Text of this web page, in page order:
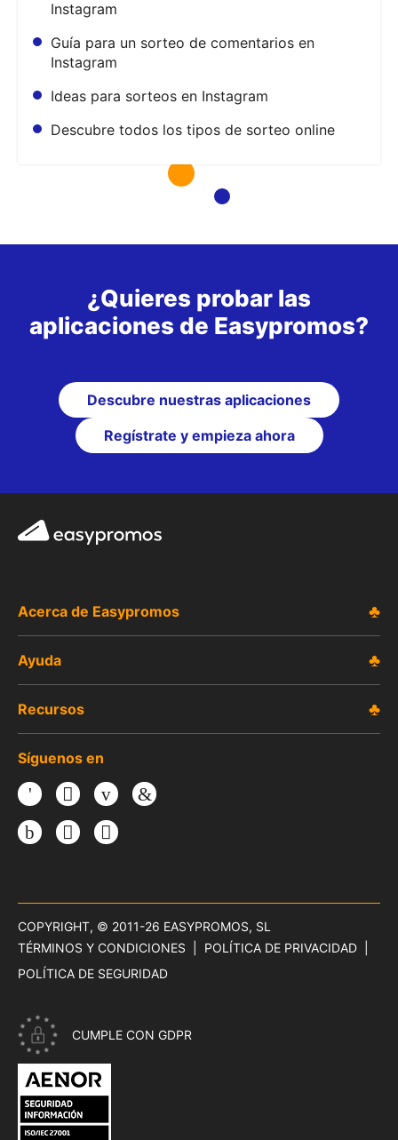
Instagram
Guía para un sorteo de comentarios en
Instagram
Ideas para sorteos en Instagram
Descubre todos los tipos de sorteo online
¿Quieres probar las
aplicaciones de Easypromos?
Descubre nuestras aplicaciones
Regístrate y empieza ahora
Easypromos
Acerca de Easypromos
Ayuda
Recursos
Síguenos en
Facebook
TwitterYoutubeLinkedIn
Instagram
TikTokThreads
COPYRIGHT, © 2011-26 EASYPROMOS, SL
TÉRMINOS Y CONDICIONES
POLÍTICA DE PRIVACIDAD
POLÍTICA DE SEGURIDAD
CUMPLE CON GDPR
CERTIFICADO ISO 27001 - SEGURIDAD INFORMACIÓN DE